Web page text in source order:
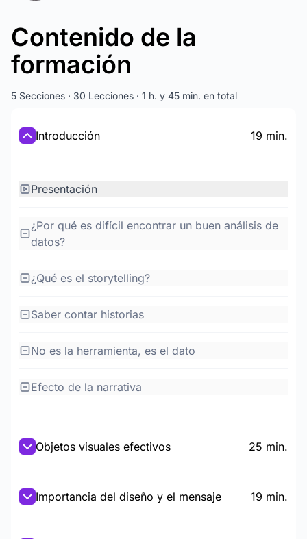
Contenido de la
formación
5 Secciones · 30 Lecciones · 1 h. y 45 min. en total
Introducción 19 min.
Presentación
¿Por qué es difícil encontrar un buen análisis de
datos?
¿Qué es el storytelling?
Saber contar historias
No es la herramienta, es el dato
Efecto de la narrativa
Objetos visuales efectivos 25 min.
Importancia del diseño y el mensaje 19 min.